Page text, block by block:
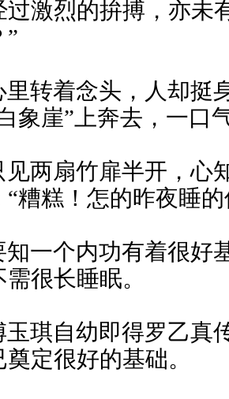
过激烈的拚搏，亦未
”
转着念头，人却挺
象崖”上奔去，一口
两扇竹扉半开，心
“糟糕！怎的昨夜睡
一个内功有着很好
很长睡眠。
琪自幼即得罗乙真
奠定很好的基础。